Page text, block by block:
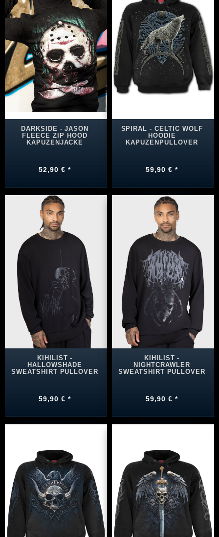
DARKSIDE - JASON
FLEECE ZIP HOOD
KAPUZENJACKE
52,90 € *
SPIRAL - CELTIC WOLF
HOODIE
KAPUZENPULLOVER
59,90 € *
KIHILIST -
HALLOWSHADE
SWEATSHIRT PULLOVER
59,90 € *
KIHILIST -
NIGHTCRAWLER
SWEATSHIRT PULLOVER
59,90 € *